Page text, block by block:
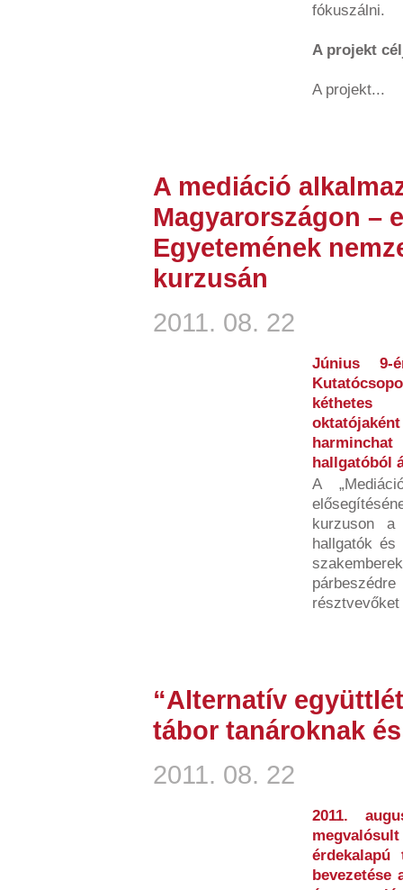
fókuszálni.
A projekt
A projekt...
A mediáció
Magyarországon –
Egyetemének
kurzusán
2011. 08. 22
Június 9-
kéthetes
hallgatóból
A
kurzuson a
hallgatók és
“Alternatív
tábor tanároknak
2011. 08. 22
2011.
érdekalapú
bevezetése